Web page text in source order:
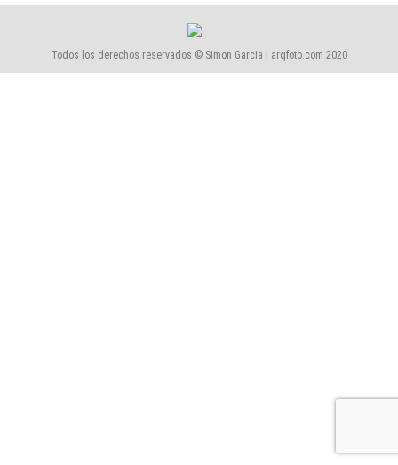
Todos los derechos reservados © Simon Garcia | arqfoto.com 2020